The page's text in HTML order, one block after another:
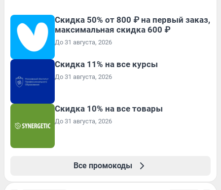
Скидка 50% от 800 ₽ на первый заказ,
максимальная скидка 600 ₽
До 31 августа, 2026
Скидка 11% на все курсы
До 31 августа, 2026
Скидка 10% на все товары
До 31 августа, 2026
Все промокоды